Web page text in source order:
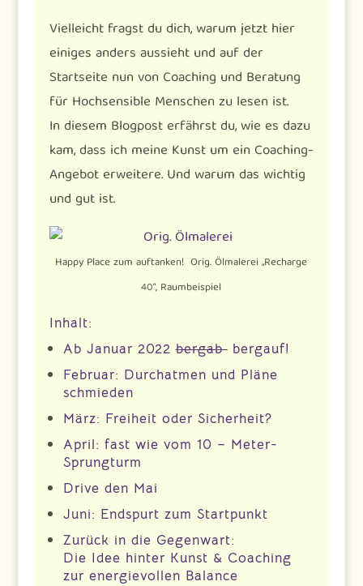
Vielleicht fragst du dich, warum jetzt hier
einiges anders aussieht und auf der
Startseite nun von Coaching und Beratung
für Hochsensible Menschen zu lesen ist.
In diesem Blogpost erfährst du, wie es dazu
kam, dass ich meine Kunst um ein Coaching-
Angebot erweitere. Und warum das wichtig
und gut ist.
Happy Place zum auftanken! Orig. Ölmalerei „Recharge
40“, Raumbeispiel
Inhalt:
Ab Januar 2022bergabbergauf!
Februar: Durchatmen und Pläne
schmieden
März: Freiheit oder Sicherheit?
April: fast wie vom 10 – Meter-
Sprungturm
Drive den Mai
Juni: Endspurt zum Startpunkt
Zurück in die Gegenwart:
Die Idee hinter Kunst & Coaching
zur energievollen Balance